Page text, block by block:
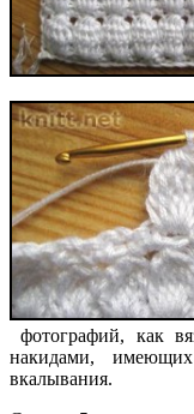
фотографий, как
накидами,
вкалывания.